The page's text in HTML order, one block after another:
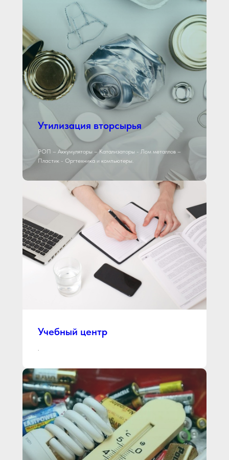
Утилизация вторсырья
РОП – Аккумуляторы – Катализаторы - Лом металлов –
Пластик - Оргтехника и компьютеры.
Учебный центр
.